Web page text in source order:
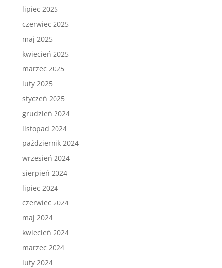
lipiec 2025
czerwiec 2025
maj 2025
kwiecień 2025
marzec 2025
luty 2025
styczeń 2025
grudzień 2024
listopad 2024
październik 2024
wrzesień 2024
sierpień 2024
lipiec 2024
czerwiec 2024
maj 2024
kwiecień 2024
marzec 2024
luty 2024